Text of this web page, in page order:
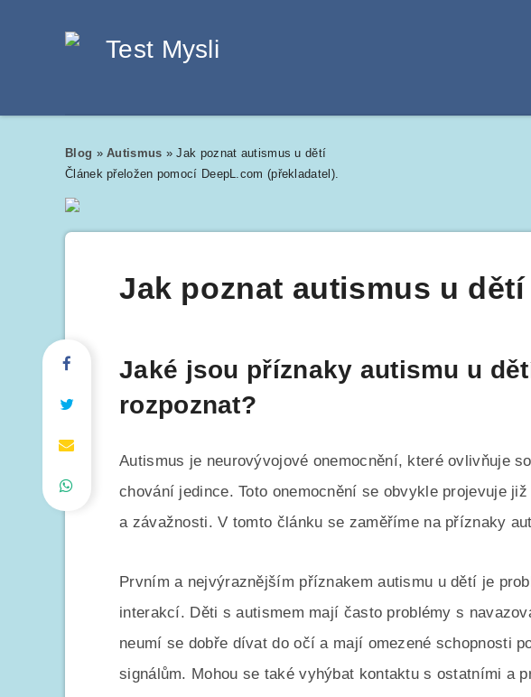
Blog »Autismus »Jak poznat autismus u dětí
Článek přeložen pomocí DeepL.com (překladatel).
Jak poznat autismus u dětí
Jaké jsou příznaky autismu u
rozpoznat?
Autismus je neurovývojové onemocnění, které ovlivňuje
chování jedince. Toto onemocnění se obvykle projevuje
a závažnosti. V tomto článku se zaměříme na příznaky
Prvním a nejvýraznějším příznakem autismu u dětí je
interakcí. Děti s autismem mají často problémy s
neumí se dobře dívat do očí a mají omezené schopnosti
signálům. Mohou se také vyhýbat kontaktu s ostatními a